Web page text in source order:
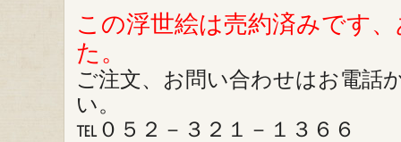
この浮世絵は売約済みです
た。
ご注文、お問い合わせはお電話
い。
℡０５２－３２１－１３６６